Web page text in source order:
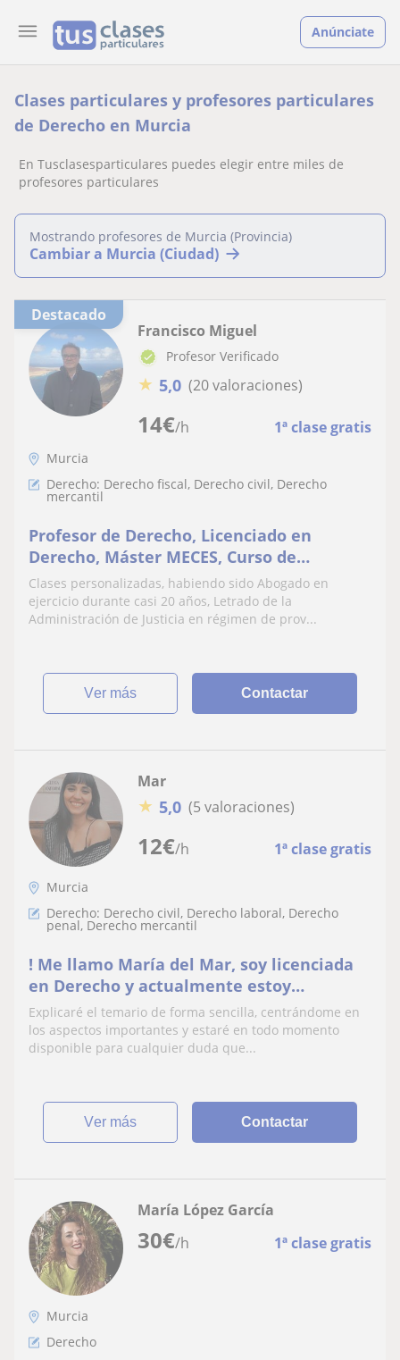
Anúnciate
Clases particulares y profesores particulares
de Derecho en Murcia
En Tusclasesparticulares puedes elegir entre miles de
profesores particulares
Mostrando profesores de Murcia (Provincia)
Cambiar a Murcia (Ciudad)
Destacado
14€/h 1ª clase gratis
Francisco Miguel
Profesor Verificado
★ 5,0 (20 valoraciones)
Murcia
Derecho: Derecho fiscal, Derecho civil, Derecho
mercantil
Profesor de Derecho, Licenciado en
Derecho, Máster MECES, Curso de
doctorado periodo docente, con diversos
cursos jurídicos
Clases personalizadas, habiendo sido Abogado en
ejercicio durante casi 20 años, Letrado de la
Administración de Justicia en régimen de prov...
ver más Contactar
12€/h 1ª clase gratis
Mar
★ 5,0 (5 valoraciones)
Murcia
Derecho: Derecho civil, Derecho laboral, Derecho
penal, Derecho mercantil
! Me llamo María del Mar, soy licenciada
en Derecho y actualmente estoy
preparandome las oposiciones para
Gestión Procesal, por lo que todo ello
hace que cuente con un buen manejo de
Explicaré el temario de forma sencilla, centrándome en
los aspectos importantes y estaré en todo momento
disponible para cualquier duda que...
ver más Contactar
30€/h 1ª clase gratis
María López García
Murcia
Derecho